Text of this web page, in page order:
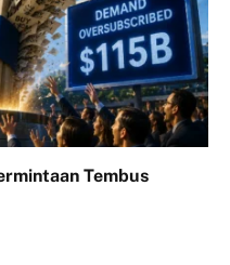
Tembus